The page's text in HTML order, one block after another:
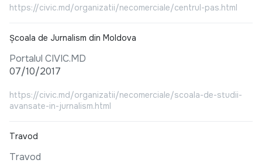
https://civic.md/organizatii/necomerciale/centrul-pas.html
Școala de Jurnalism din Moldova
Portalul CIVIC.MD
07/10/2017
https://civic.md/organizatii/necomerciale/scoala-de-studii-
avansate-in-jurnalism.html
Travod
Travod